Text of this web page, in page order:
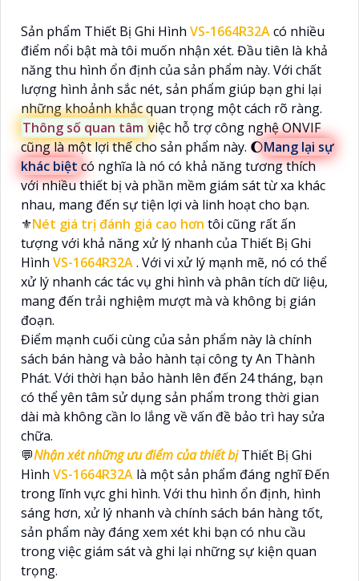
Sản phẩm Thiết Bị Ghi Hình VS-1664R32Acó nhiều
điểm nổi bật mà tôi muốn nhận xét. Đầu tiên là khả
năng thu hình ổn định của sản phẩm này. Với chất
lượng hình ảnh sắc nét, sản phẩm giúp bạn ghi lại
những khoảnh khắc quan trọng một cách rõ ràng.
Thông số quan tâm việc hỗ trợ công nghệ ONVIF
cũng là một lợi thế cho sản phẩm này. 🌔Mang lại sự
khác biệt có nghĩa là nó có khả năng tương thích
với nhiều thiết bị và phần mềm giám sát từ xa khác
nhau, mang đến sự tiện lợi và linh hoạt cho bạn.
⚜️Nét giá trị đánh giá cao hơn tôi cũng rất ấn
tượng với khả năng xử lý nhanh của Thiết Bị Ghi
Hình VS-1664R32A. Với vi xử lý mạnh mẽ, nó có thể
xử lý nhanh các tác vụ ghi hình và phân tích dữ liệu,
mang đến trải nghiệm mượt mà và không bị gián
đoạn.
Điểm mạnh cuối cùng của sản phẩm này là chính
sách bán hàng và bảo hành tại công ty An Thành
Phát. Với thời hạn bảo hành lên đến 24 tháng, bạn
có thể yên tâm sử dụng sản phẩm trong thời gian
dài mà không cần lo lắng về vấn đề bảo trì hay sửa
chữa.
💬Nhận xét những ưu điểm của thiết bịThiết Bị Ghi
Hình VS-1664R32A là một sản phẩm đáng nghĩ Đến
trong lĩnh vực ghi hình. Với thu hình ổn định, hình
sáng hơn, xử lý nhanh và chính sách bán hàng tốt,
sản phẩm này đáng xem xét khi bạn có nhu cầu
trong việc giám sát và ghi lại những sự kiện quan
trọng.